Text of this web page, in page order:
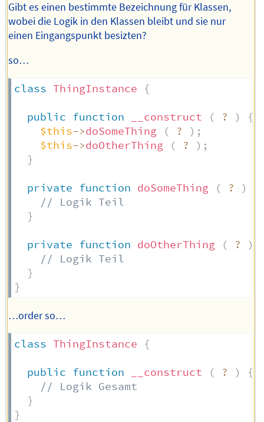
Gibt es einen bestimmte Bezeichnung für Klassen,
wobei die Logik in den Klassen bleibt und sie nur
einen Eingangspunkt besizten?
so…
class ThingInstance {
public function __construct ( ? )
{
$this->doSomeThing ( ? ) ;
$this->doOtherThing ( ? ) ;
}
private function doSomeThing ( ? )
// Logik Teil
}
private function doOtherThing ( ? )
// Logik Teil
}
}
…order so…
class ThingInstance {
public function __construct ( ? )
{
// Logik Gesamt
}
}